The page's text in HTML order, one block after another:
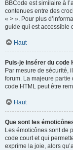
BBCode est similaire à
contenues entre des
« > ». Pour plus
guide qui est accessible
Haut
Puis-je insérer du code
Par mesure de sécurité,
forum. La majeure partie
code HTML peut être
Haut
Que sont les
Les émoticônes sont de
code court et qui
exprime la joie, alors